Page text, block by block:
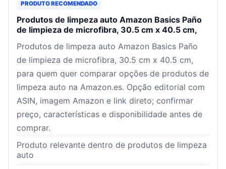
PRODUTO RECOMENDADO
Produtos de limpeza auto Amazon Basics Paño
de limpieza de microfibra, 30.5 cm x 40.5 cm,
Produtos de limpeza auto Amazon Basics Paño
de limpieza de microfibra, 30.5 cm x 40.5 cm,
para quem quer comparar opções de produtos de
limpeza auto na Amazon.es. Opção editorial com
ASIN, imagem Amazon e link direto; confirmar
preço, características e disponibilidade antes de
comprar.
Produto relevante dentro de produtos de limpeza
auto